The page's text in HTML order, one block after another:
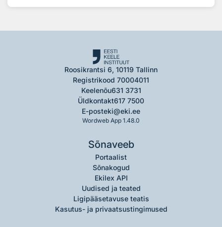
Roosikrantsi 6, 10119 Tallinn
Registrikood 70004011
Keelenõu631 3731
Üldkontakt617 7500
E-posteki@eki.ee
Wordweb App 1.48.0
Sõnaveeb
Portaalist
Sõnakogud
Ekilex API
Uudised ja teated
Ligipääsetavuse teatis
Kasutus- ja privaatsustingimused